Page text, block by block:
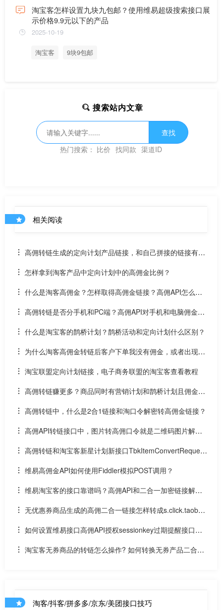
淘宝客怎样设置九块九包邮？使用维易超级搜索接口展
示价格9.9元以下的产品
2025-10-19
淘宝客 9块9包邮
搜索站内文章
查找
热门搜索： 比价 找同款 渠道ID
相关阅读
高佣转链生成的定向计划产品链接，和自己拼接的链接有什
么不同？什么是淘客定向计划
怎样拿到淘客产品中定向计划中的高佣金比例？
什么是淘客高佣金？怎样取得高佣金链接？高佣API怎么
用？高佣转链是否分手机和PC端？高佣API对手机和电脑佣金不
同是否取最高佣？
什么是淘宝客的鹊桥计划？鹊桥活动和定向计划什么区别？
为什么淘客高佣金转链后客户下单我没有佣金，或者出现低
佣，佣金很低？或丢单、掉单？
淘宝联盟定向计划链接，电子商务联盟的淘宝客查看教程
高佣转链赚更多？商品同时有营销计划和鹊桥计划且佣金一
样时，高佣取哪个链接？
高佣转链中，什么是2合1链接和淘口令解密转高佣金链接？
高佣API转链接口中，图片转高佣口令就是二维码图片解码
后转成您的淘口令
高佣转链和淘宝客新星计划新接口TbkItemConvertRequest
有什么区别？
维易高佣金API如何使用Fiddler模拟POST调用？
维易淘宝客的接口靠谱吗？高佣API和二合一加密链接解
密、无券商品转链接口好用不？
无优惠券商品生成的高佣二合一链接怎样转成s.click.taoba
o.com推广链？
如何设置维易接口高佣API授权sessionkey过期提醒接口网
址？淘宝客无券商品的转链怎么操作? 如何转换无券产品二合一
淘客/抖客/拼多多/京东/美团接口技巧